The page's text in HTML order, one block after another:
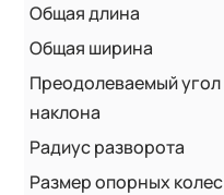
Общая длина
Общая ширина
Преодолеваемый угол
наклона
Радиус разворота
Размер опорных колес